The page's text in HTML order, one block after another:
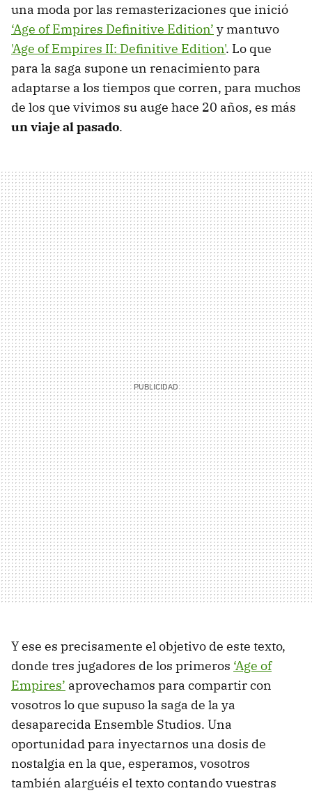
una moda por las remasterizaciones que inició
‘Age of Empires Definitive Edition’ y mantuvo
'Age of Empires II: Definitive Edition'. Lo que
para la saga supone un renacimiento para
adaptarse a los tiempos que corren, para muchos
de los que vivimos su auge hace 20 años, es más
un viaje al pasado.
Y ese es precisamente el objetivo de este texto,
donde tres jugadores de los primeros ‘Age of
Empires’ aprovechamos para compartir con
vosotros lo que supuso la saga de la ya
desaparecida Ensemble Studios. Una
oportunidad para inyectarnos una dosis de
nostalgia en la que, esperamos, vosotros
también alarguéis el texto contando vuestras